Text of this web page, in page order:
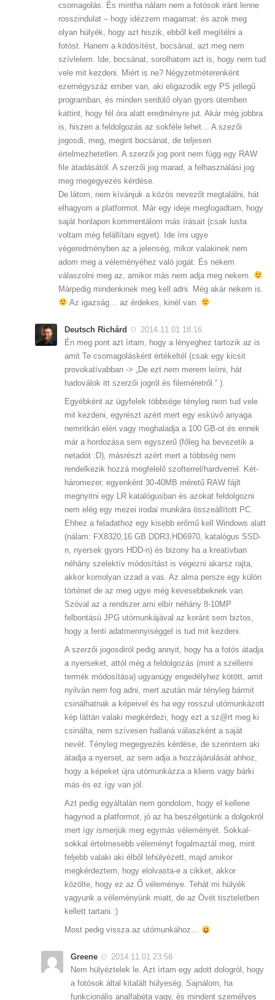
csomagolás. És mintha nálam nem a fotósok iránt lenne
rosszindulat – hogy idézzem magamat: és azok meg
olyan hülyék, hogy azt hiszik, ebből kell megítélni a
fotóst. Hanem a ködösítést, bocsánat, azt meg nem
szívlelem. Ide, bocsánat, sorolhatom azt is, hogy nem tud
vele mit kezdeni. Miért is ne? Négyzetméterenként
ezernégyszáz ember van, aki eligazodik egy PS jellegű
programban, és minden serdülő olyan gyors ütemben
kattint, hogy fél óra alatt eredményre jut. Akár még jobbra
is, hiszen a feldolgozás az sokféle lehet… A szezői
jogosdi, meg, megint bocsánat, de teljesen
értelmezhetetlen. A szerzői jog pont nem függ egy RAW
file átadásától. A szerzői jog marad, a felhasználási jog
meg megegyezés kérdése.
De látom, nem kívánjuk a közös nevezőt megtalálni, hát
elhagyom a platformot. Már egy ideje megfogadtam, hogy
saját honlapon kommentálom más írásait (csak lusta
voltam még felállítani egyet). Ide írni ugye
végeredményben az a jelenség, mikor valakinek nem
adom meg a véleményéhez való jogát. És nekem
válaszolni meg az, amikor más nem adja meg nekem.
Márpedig mindenkinek meg kell adni. Még akár nekem is.
Az igazság… az érdekes, kinél van.
Deutsch Richárd
2014.11.01 18:16
Én meg pont azt írtam, hogy a lényeghez tartozik az is
amit Te csomagolásként értékeltél (csak egy kicsit
provokatívabban -> „De ezt nem merem leírni, hát
hadoválok itt szerzői jogról és fileméretről.” ).
Egyébként az ügyfelek többsége tényleg nem tud vele
mit kezdeni, egyrészt azért mert egy esküvő anyaga
nemritkán eléri vagy meghaladja a 100 GB-ot és ennek
már a hordozása sem egyszerű (főleg ha bevezetik a
netadót :D), másrészt azért mert a többség nem
rendelkezik hozzá megfelelő szofterrel/hardverrel. Két-
háromezer, egyenként 30-40MB méretű RAW fájlt
megnyitni egy LR katalógusban és azokat feldolgozni
nem elég egy mezei irodai munkára összeállított PC.
Ehhez a feladathoz egy kisebb erőmű kell Windows alatt
(nálam: FX8320,16 GB DDR3,HD6970, katalógus SSD-
n, nyersek gyors HDD-n) és bizony ha a kreatívban
néhány szelektív módosítást is végezni akarsz rajta,
akkor komolyan izzad a vas. Az alma persze egy külön
történet de az meg ugye még kevesebbeknek van.
Szóval az a rendszer ami elbír néhány 8-10MP
felbontású JPG utómunkájával az koránt sem biztos,
hogy a fenti adatmennyiséggel is tud mit kezdeni.
A szerzői jogosdiról pedig annyit, hogy ha a fotós átadja
a nyerseket, attól még a feldolgozás (mint a szellemi
termék módosítása) ugyanúgy engedélyhez kötött, amit
nyilván nem fog adni, mert azután már tényleg bármit
csinálhatnak a képeivel és ha egy rosszul utómunkázott
kép láttán valaki megkérdezi, hogy ezt a sz@rt meg ki
csinálta, nem szívesen hallaná válaszként a saját
nevét. Tényleg megegyezés kérdése, de szerintem aki
átadja a nyerset, az sem adja a hozzájárulását ahhoz,
hogy a képeket újra utómunkázza a kliens vagy bárki
más és ez így van jól.
Azt pedig egyáltalán nem gondolom, hogy el kellene
hagynod a platformot, jó az ha beszélgetünk a dolgokról
mert így ismerjük meg egymás véleményét. Sokkal-
sokkal értelmesebb véleményt fogalmaztál meg, mint
feljebb valaki aki élből lehülyézett, majd amikor
megkérdeztem, hogy elolvasta-e a cikket, akkor
közölte, hogy ez az Ő véleménye. Tehát mi hülyék
vagyunk a véleményünk miatt, de az Övét tiszteletben
kellett tartani.:)
Most pedig vissza az utómunkához…
Greene
2014.11.01 23:58
Nem hülyéztelek le. Azt írtam egy adott dologról, hogy
a fotósok által kitalált hülyeség. Sajnálom, ha
funkcionális analfabéta vagy, és mindent személyes